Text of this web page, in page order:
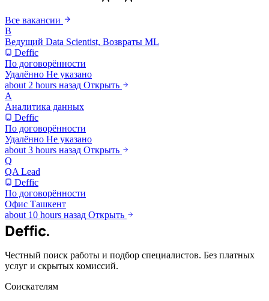
Все вакансии
В
Ведущий Data Scientist, Возвраты ML
Deffic
По договорённости
Удалённо Не указано
about 2 hours назад Открыть
А
Аналитика данных
Deffic
По договорённости
Удалённо Не указано
about 3 hours назад Открыть
Q
QA Lead
Deffic
По договорённости
Офис Ташкент
about 10 hours назад Открыть
Deffic.
Честный поиск работы и подбор специалистов. Без платных
услуг и скрытых комиссий.
Соискателям